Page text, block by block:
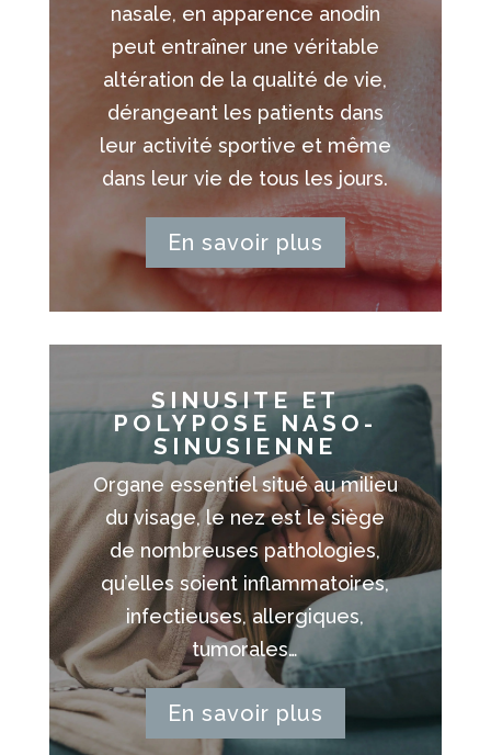
nasale, en apparence anodin
peut entraîner une véritable
altération de la qualité de vie,
dérangeant les patients dans
leur activité sportive et même
dans leur vie de tous les jours.
En savoir plus
SINUSITE ET
POLYPOSE NASO-
SINUSIENNE
Organe essentiel situé au milieu
du visage, le nez est le siège
de nombreuses pathologies,
qu’elles soient inflammatoires,
infectieuses, allergiques,
tumorales…
En savoir plus